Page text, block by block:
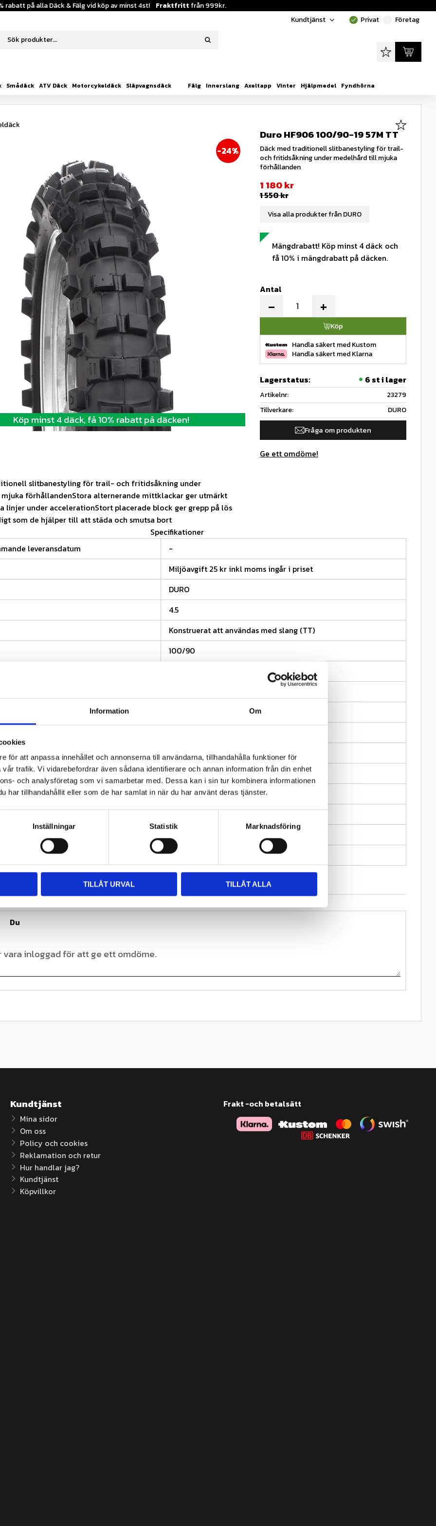
Information Om
för att anpassa innehållet och annonserna till användarna, tillhandahålla funktioner för
trafik. Vi vidarebefordrar även sådana identifierare och annan information från din enhet
och analysföretag som vi samarbetar med. Dessa kan i sin tur kombinera informationen
har tillhandahållit eller som de har samlat in när du har använt deras tjänster.
Inställningar Statistik Marknadsföring
TILLÅT URVAL TILLÅT ALLA
rabatt på alla Däck & Fälg vid köp av minst 4st! Fraktfritt från 999kr.
Kundtjänst done Privat Företag
Favoriter
Kundvagn
Smådäck ATV Däck Motorcykeldäck Släpvagnsdäck Fälg Innerslang Axeltapp Vinter Hjälpmedel Fyndhörna
Köp minst 4 däck, få 10% rabatt på däcken!
24%
Duro HF906 100/90-19 57M TT
Däck med traditionell slitbanestyling för trail-
och fritidsåkning under medelhård till mjuka
förhållanden
Mängdrabatt! Köp minst 4 däck och
få 10% i mängdrabatt på däcken.
Nedsatt pris:
1 180kr
Ordinarie pris:
1 550kr
Antal
+
-
Köp
Handla säkert med Kustom
Handla säkert med Klarna
Lägg till
Lagerstatus 6 st i lager
Artikelnr
23279
Tillverkare
DURO
Fråga om produkten
Visa alla produkter från DURO
Ge ett omdöme!
slitbanestyling för trail- och fritidsåkning under
förhållandenStora alternerande mittklackar ger utmärkt
linjer under accelerationStort placerade block ger grepp på lös
som de hjälper till att städa och smutsa bort
Specifikationer
leveransdatum
-
Miljöavgift 25 kr inkl moms ingår i priset
DURO
4.5
Konstruerat att användas med slang (TT)
100/90
230/40
(2)
2.3
(2)
230
210
Du
Kundtjänst
Mina sidor
Om oss
Policy och cookies
Reklamation och retur
Hur handlar jag?
Kundtjänst
Köpvillkor
Frakt -och betalsätt